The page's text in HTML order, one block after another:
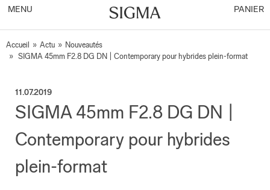
MENU PANIER
Accueil » Actu » Nouveautés
» SIGMA 45mm F2.8 DG DN | Contemporary pour hybrides plein-format
11.07.2019
SIGMA 45mm F2.8 DG DN |
Contemporary pour hybrides
plein-format